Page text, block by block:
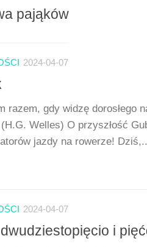
pająków
2024-04-07
razem, gdy widzę dorosłego
Welles) O przyszłość
jazdy na rowerze!
2024-04-07
i